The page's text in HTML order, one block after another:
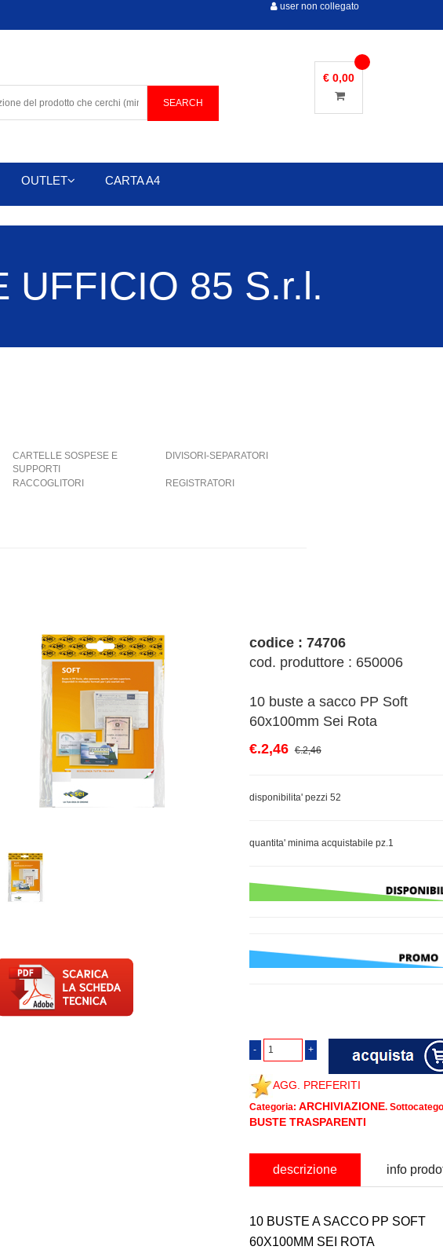
user non collegato
€ 0,00
OUTLET CARTA A4
85 S.r.l.
CARTELLE SOSPESE E
SUPPORTI
DIVISORI-SEPARATORI
RACCOGLITORI REGISTRATORI
codice : 74706
cod. produttore : 650006
10 buste a sacco PP Soft
60x100mm Sei Rota
€.2,46 €.2,46
disponibilita' pezzi 52
quantita' minima acquistabile pz.1
AGG. PREFERITI
Categoria: ARCHIVIAZIONE.
BUSTE TRASPARENTI
descrizione info
10 BUSTE A SACCO PP SOFT
60X100MM SEI ROTA